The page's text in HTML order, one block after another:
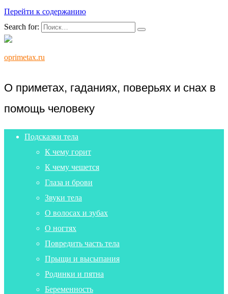
Перейти к содержанию
Search for:
oprimetax.ru
О приметах, гаданиях, поверьях и снах в
помощь человеку
Подсказки тела
К чему горит
К чему чешется
Глаза и брови
Звуки тела
О волосах и зубах
О ногтях
Повредить часть тела
Прыщи и высыпания
Родинки и пятна
Беременность